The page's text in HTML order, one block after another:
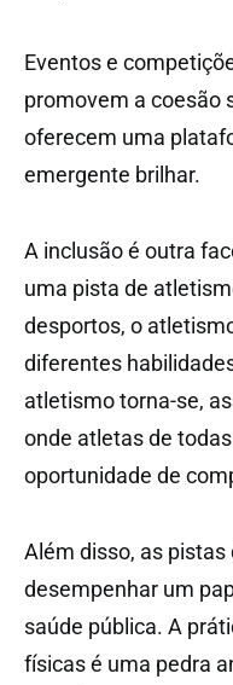
Eventos e
promovem a coesão
oferecem uma
emergente brilhar.
A inclusão é outra
uma pista de
desportos, o
diferentes
atletismo torna-se,
onde atletas de
oportunidade de
Além disso, as
desempenhar um
saúde pública. A
físicas é uma pedra